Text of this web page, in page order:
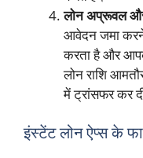
लोन अप्रूवल
आवेदन जमा
करता है और
लोन राशि
में ट्रांसफर कर
इंस्टेंट लोन ऐप्स के